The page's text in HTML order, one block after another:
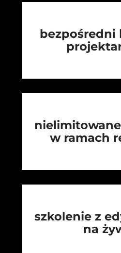
bezpośredni
w ramach
szkolenie z
na